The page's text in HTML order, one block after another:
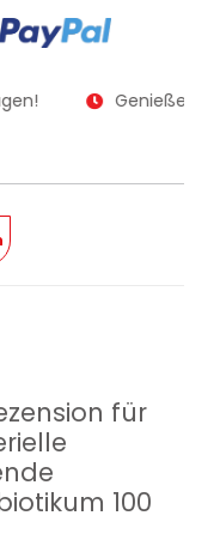
Genießen
für
100